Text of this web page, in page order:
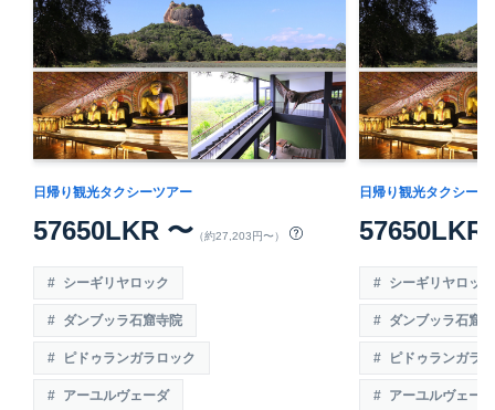
日帰り観光タクシーツアー
57650LKR 〜 （約27,203円〜）
シーギリヤロック
ダンブッラ石窟寺院
ピドゥランガラロック
アーユルヴェーダ
日帰り観光タクシーツ
57650LKR
シーギリヤロック
ダンブッラ石窟
ピドゥランガラ
アーユルヴェーダ